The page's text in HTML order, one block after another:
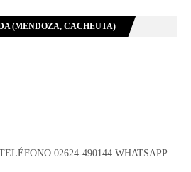
(MENDOZA, CACHEUTA)
02624-490144 WHATSAPP